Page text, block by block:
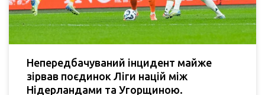
Непередбачуваний інцидент майже
зірвав поєдинок Ліги націй між
Нідерландами та Угорщиною.